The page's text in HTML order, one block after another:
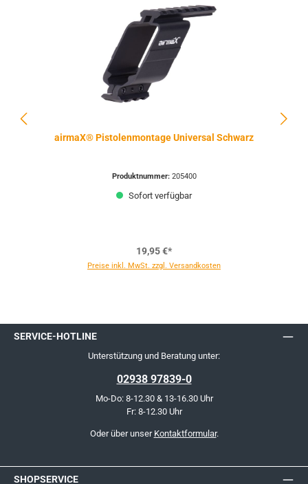
airmaX® Pistolenmontage Universal Schwarz
Produktnummer: 205400
Sofort verfügbar
19,95 €*
Preise inkl. MwSt. zzgl. Versandkosten
SERVICE-HOTLINE
Unterstützung und Beratung unter:
02938 97839-0
Mo-Do: 8-12.30 & 13-16.30 Uhr
Fr: 8-12.30 Uhr
Oder über unser Kontaktformular.
SHOPSERVICE